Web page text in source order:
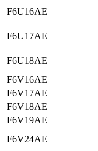
F6U16AE
F6U17AE
F6U18AE
F6V16AE
F6V17AE
F6V18AE
F6V19AE
F6V24AE